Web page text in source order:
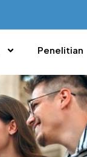
Penelitian